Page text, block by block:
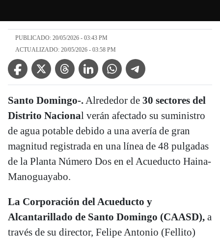
PUBLICADO: 20/05/2026 - 03:43 PM
ACTUALIZADO: 20/05/2026 - 03:58 PM
Facebook IconTwitter IconThreads IconLinkedin IconWhatsApp IconTelegram Icon
Santo Domingo-.Alrededor de 30 sectores del
Distrito Nacional verán afectado su suministro
de agua potable debido a una avería de gran
magnitud registrada en una línea de 48 pulgadas
de la Planta Número Dos en el Acueducto Haina-
Manoguayabo.
La Corporación del Acueducto y
Alcantarillado de Santo Domingo (CAASD), a
través de su director, Felipe Antonio (Fellito)